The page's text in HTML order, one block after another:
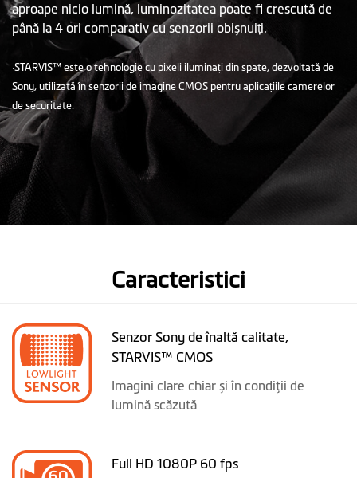
aproape nicio lumină, luminozitatea poate fi crescută de
până la 4 ori comparativ cu senzorii obișnuiți.
‧STARVIS™ este o tehnologie cu pixeli iluminați din spate, dezvoltată de
Sony, utilizată în senzorii de imagine CMOS pentru aplicațiile camerelor
de securitate.
Caracteristici
Senzor Sony de înaltă calitate,
STARVIS™ CMOS
Imagini clare chiar și în condiţii de
lumină scăzută
Full HD 1080P 60 fps